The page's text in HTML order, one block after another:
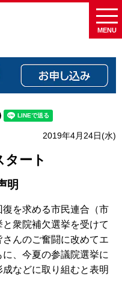
MENU
2019年4月24日(水)
ート
明
を求める市民連合（市
衆院補欠選挙を受けて
んのご奮闘に改めてエ
、今夏の参議院選挙に
などに取り組むと表明